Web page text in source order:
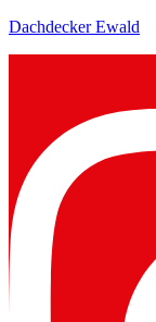
Dachdecker Ewald